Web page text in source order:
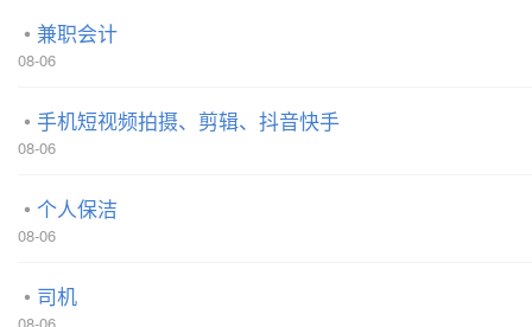
兼职会计
08-06
手机短视频拍摄、剪辑、抖音快手
08-06
个人保洁
08-06
司机